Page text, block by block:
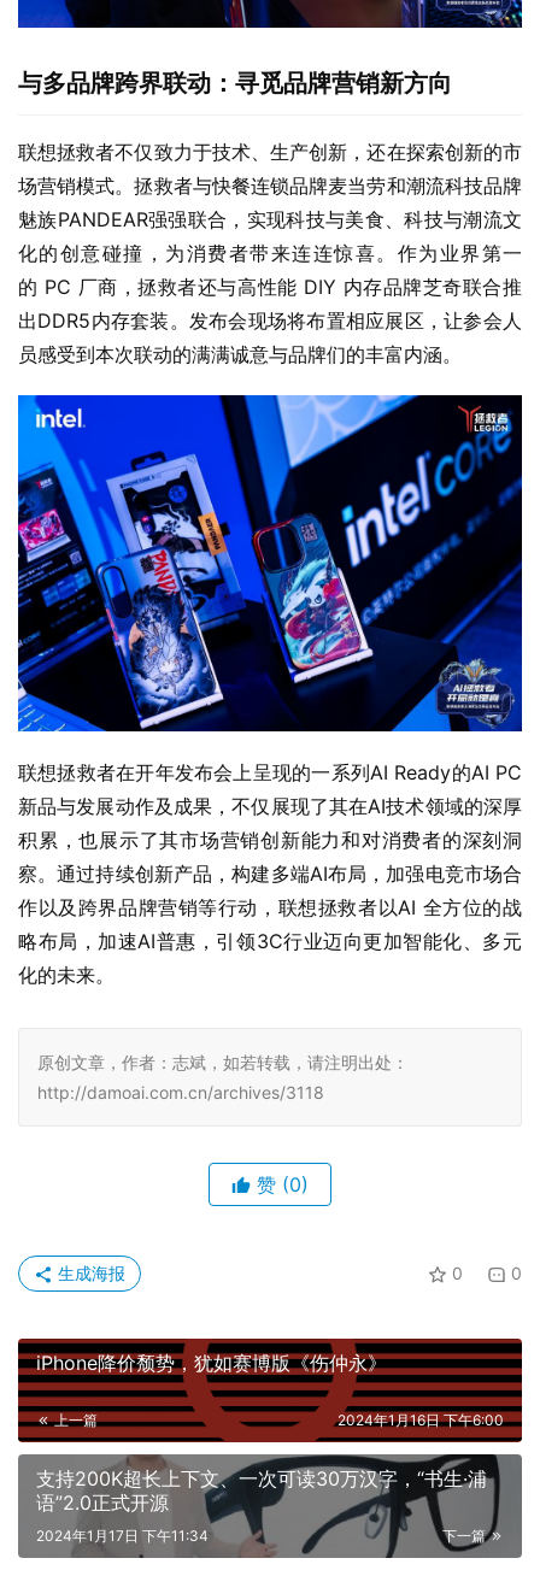
与多品牌跨界联动：寻觅品牌营销新方向
联想拯救者不仅致力于技术、生产创新，还在探索创新的市
场营销模式。拯救者与快餐连锁品牌麦当劳和潮流科技品牌
魅族PANDEAR强强联合，实现科技与美食、科技与潮流文
化的创意碰撞，为消费者带来连连惊喜。作为业界第一
的 PC 厂商，拯救者还与高性能 DIY 内存品牌芝奇联合推
出DDR5内存套装。发布会现场将布置相应展区，让参会人
员感受到本次联动的满满诚意与品牌们的丰富内涵。
联想拯救者在开年发布会上呈现的一系列AI Ready的AI PC
新品与发展动作及成果，不仅展现了其在AI技术领域的深厚
积累，也展示了其市场营销创新能力和对消费者的深刻洞
察。通过持续创新产品，构建多端AI布局，加强电竞市场合
作以及跨界品牌营销等行动，联想拯救者以AI 全方位的战
略布局，加速AI普惠，引领3C行业迈向更加智能化、多元
化的未来。
原创文章，作者：志斌，如若转载，请注明出处：
http://damoai.com.cn/archives/3118
赞 (0)
0 0
生成海报
iPhone降价颓势，犹如赛博版《伤仲永》
上一篇 2024年1月16日 下午6:00
支持200K超长上下文、一次可读30万汉字，“书生·浦
语”2.0正式开源
下一篇
2024年1月17日 下午11:34